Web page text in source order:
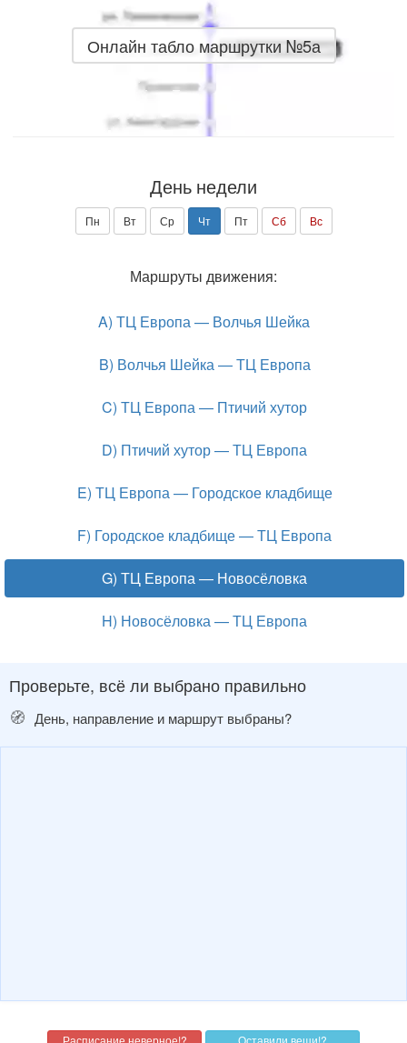
Онлайн табло маршрутки №5а
День недели
Пн Вт Ср Чт Пт Сб Вс
Маршруты движения:
A) ТЦ Европа — Волчья Шейка
B) Волчья Шейка — ТЦ Европа
C) ТЦ Европа — Птичий хутор
D) Птичий хутор — ТЦ Европа
E) ТЦ Европа — Городское кладбище
F) Городское кладбище — ТЦ Европа
G) ТЦ Европа — Новосёловка
H) Новосёловка — ТЦ Европа
Проверьте, всё ли выбрано правильно
🧭 День, направление и маршрут выбраны?